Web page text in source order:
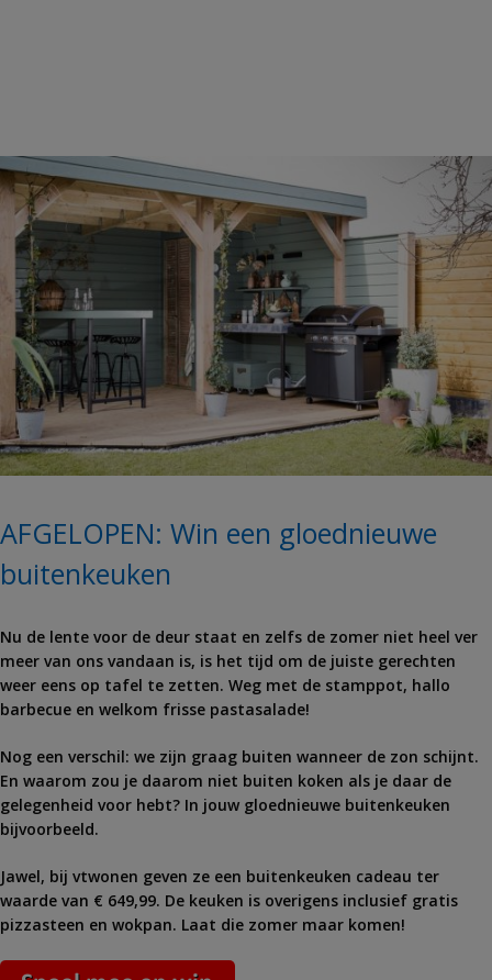
AFGELOPEN: Win een gloednieuwe
buitenkeuken
Nu de lente voor de deur staat en zelfs de zomer niet heel ver
meer van ons vandaan is, is het tijd om de juiste gerechten
weer eens op tafel te zetten. Weg met de stamppot, hallo
barbecue en welkom frisse pastasalade!
Nog een verschil: we zijn graag buiten wanneer de zon schijnt.
En waarom zou je daarom niet buiten koken als je daar de
gelegenheid voor hebt? In jouw gloednieuwe buitenkeuken
bijvoorbeeld.
Jawel, bij vtwonen geven ze een buitenkeuken cadeau ter
waarde van € 649,99. De keuken is overigens inclusief gratis
pizzasteen en wokpan. Laat die zomer maar komen!